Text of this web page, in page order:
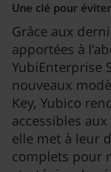
Une clé pour
Grâce aux
apportées à
YubiEnterprise
nouveaux
Key, Yubico
accessibles
elle met à leur
complets pour